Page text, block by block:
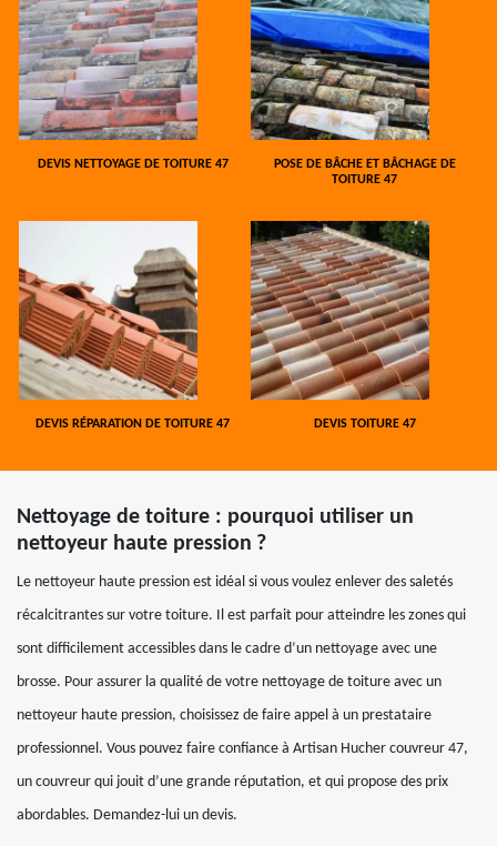
DEVIS NETTOYAGE DE TOITURE 47
POSE DE BÂCHE ET BÂCHAGE DE
TOITURE 47
DEVIS RÉPARATION DE TOITURE 47 DEVIS TOITURE 47
Nettoyage de toiture : pourquoi utiliser un
nettoyeur haute pression ?
Le nettoyeur haute pression est idéal si vous voulez enlever des saletés
récalcitrantes sur votre toiture. Il est parfait pour atteindre les zones qui
sont difficilement accessibles dans le cadre d’un nettoyage avec une
brosse. Pour assurer la qualité de votre nettoyage de toiture avec un
nettoyeur haute pression, choisissez de faire appel à un prestataire
professionnel. Vous pouvez faire confiance à Artisan Hucher couvreur 47,
un couvreur qui jouit d’une grande réputation, et qui propose des prix
abordables. Demandez-lui un devis.